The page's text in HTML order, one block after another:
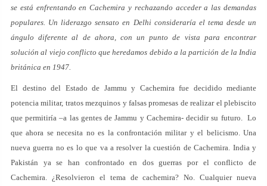
se está enfrentando en Cachemira y rechazando acceder a las demandas
populares. Un liderazgo sensato en Delhi consideraría el tema desde un
ángulo diferente al de ahora, con un punto de vista para encontrar
solución al viejo conflicto que heredamos debido a la partición de la India
británica en 1947.
El destino del Estado de Jammu y Cachemira fue decidido mediante
potencia militar, tratos mezquinos y falsas promesas de realizar el plebiscito
que permitiría –a las gentes de Jammu y Cachemira- decidir su futuro. Lo
que ahora se necesita no es la confrontación militar y el belicismo. Una
nueva guerra no es lo que va a resolver la cuestión de Cachemira. India y
Pakistán ya se han confrontado en dos guerras por el conflicto de
Cachemira. ¿Resolvieron el tema de cachemira? No. Cualquier nueva